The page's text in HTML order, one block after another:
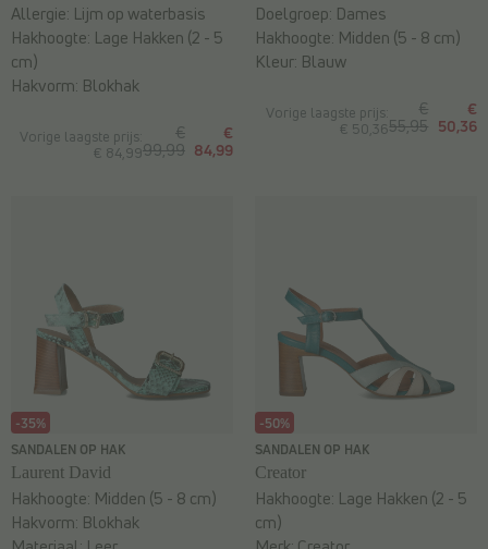
Vorige laagste prijs:
€ 84,99
€
99,99
€
84,99
Allergie: Lijm op waterbasis
Hakhoogte: Lage Hakken (2 - 5
cm)
Hakvorm: Blokhak
Vorige laagste prijs:
€ 50,36
€
55,95
€
50,36
Doelgroep: Dames
Hakhoogte: Midden (5 - 8 cm)
Kleur: Blauw
-35%
SANDALEN OP HAK
Laurent David
Hakhoogte: Midden (5 - 8 cm)
Hakvorm: Blokhak
-50%
SANDALEN OP HAK
Creator
Hakhoogte: Lage Hakken (2 - 5
cm)